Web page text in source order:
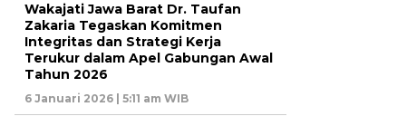
Wakajati Jawa Barat Dr. Taufan
Zakaria Tegaskan Komitmen
Integritas dan Strategi Kerja
Terukur dalam Apel Gabungan Awal
Tahun 2026
6 Januari 2026 | 5:11 am WIB